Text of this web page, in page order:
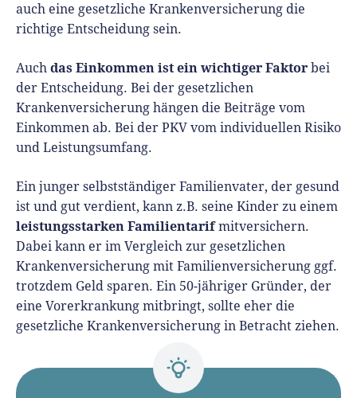
auch eine gesetzliche Krankenversicherung die
richtige Entscheidung sein.
Auch das Einkommen ist ein wichtiger Faktor bei
der Entscheidung. Bei der gesetzlichen
Krankenversicherung hängen die Beiträge vom
Einkommen ab. Bei der PKV vom individuellen Risiko
und Leistungsumfang.
Ein junger selbstständiger Familienvater, der gesund
ist und gut verdient, kann z.B. seine Kinder zu einem
leistungsstarken Familientarifmitversichern.
Dabei kann er im Vergleich zur gesetzlichen
Krankenversicherung mit Familienversicherung ggf.
trotzdem Geld sparen. Ein 50-jähriger Gründer, der
eine Vorerkrankung mitbringt, sollte eher die
gesetzliche Krankenversicherung in Betracht ziehen.